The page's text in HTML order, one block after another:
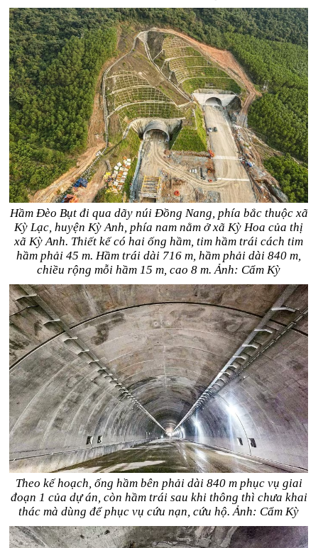
Hầm Đèo Bụt đi qua dãy núi Đồng Nang, phía bắc thuộc xã
Kỳ Lạc, huyện Kỳ Anh, phía nam nằm ở xã Kỳ Hoa của thị
xã Kỳ Anh. Thiết kế có hai ống hầm, tim hầm trái cách tim
hầm phải 45 m. Hầm trái dài 716 m, hầm phải dài 840 m,
chiều rộng mỗi hầm 15 m, cao 8 m. Ảnh: Cẩm Kỳ
Theo kế hoạch, ống hầm bên phải dài 840 m phục vụ giai
đoạn 1 của dự án, còn hầm trái sau khi thông thì chưa khai
thác mà dùng để phục vụ cứu nạn, cứu hộ. Ảnh: Cẩm Kỳ